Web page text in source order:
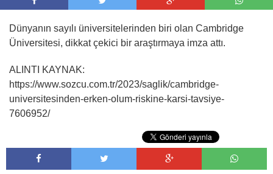
Dünyanın sayılı üniversitelerinden biri olan Cambridge
Üniversitesi, dikkat çekici bir araştırmaya imza attı.
ALINTI KAYNAK:
https://www.sozcu.com.tr/2023/saglik/cambridge-
universitesinden-erken-olum-riskine-karsi-tavsiye-
7606952/